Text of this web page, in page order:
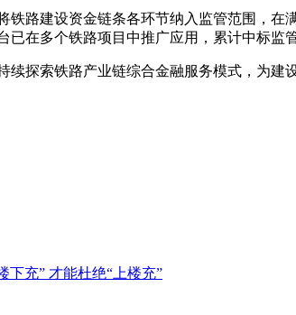
路建设资金链条各环节纳入监管范围，
在多个铁路项目中推广应用，累计中标监管
探索铁路产业链综合金融服务模式，为建
下充” 才能杜绝“上楼充”